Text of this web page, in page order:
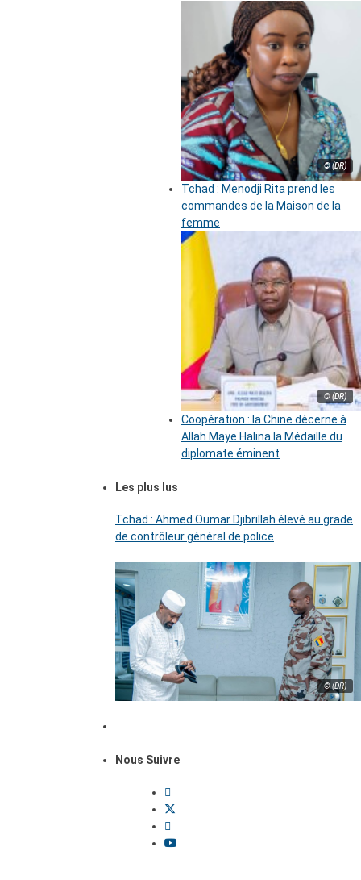
© (DR)
Tchad : Menodji Rita prend les
commandes de la Maison de la
femme
© (DR)
Coopération : la Chine décerne à
Allah Maye Halina la Médaille du
diplomate éminent
Les plus lus
Tchad : Ahmed Oumar Djibrillah élevé au grade
de contrôleur général de police
© (DR)
Nous Suivre